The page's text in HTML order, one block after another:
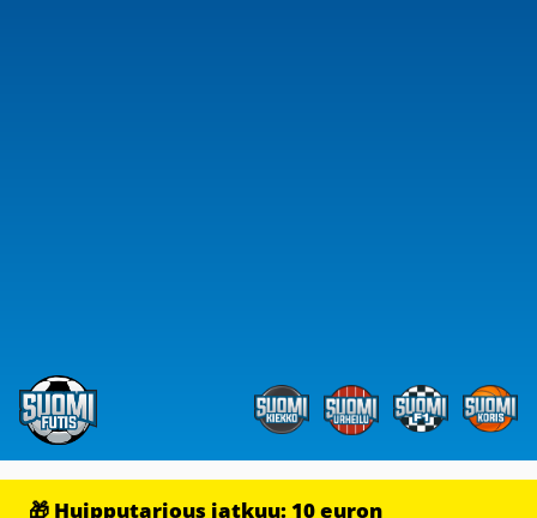
🎁 Huipputarjous jatkuu: 10 euron